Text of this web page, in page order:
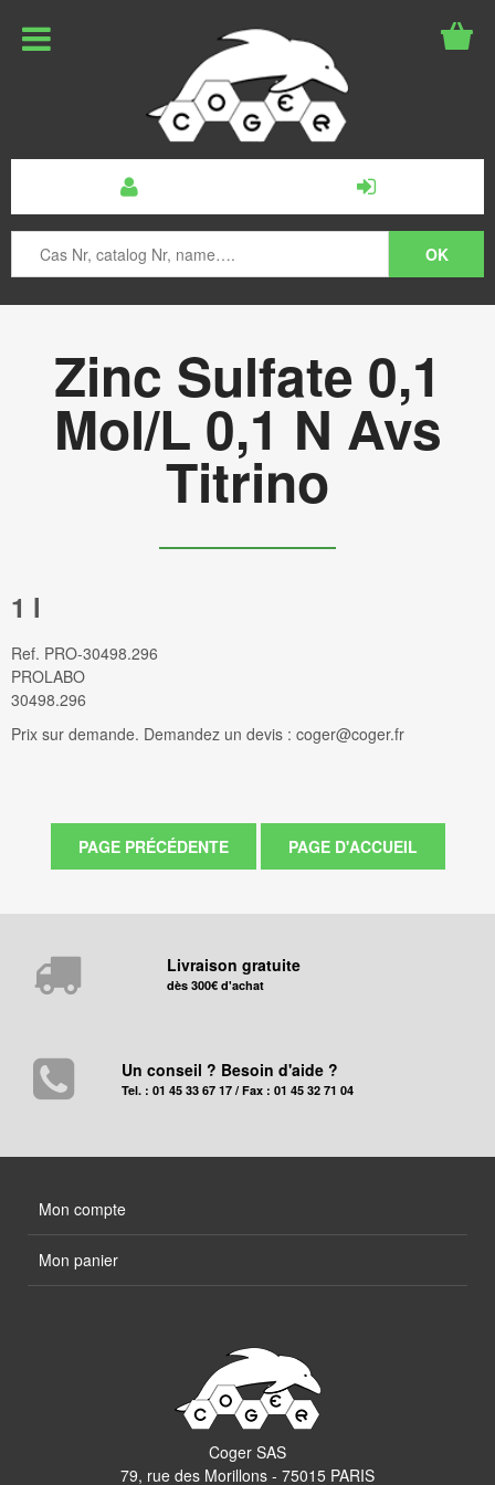
Zinc Sulfate 0,1
Mol/L 0,1 N Avs
Titrino
1 l
Ref. PRO-30498.296
PROLABO
30498.296
Prix sur demande. Demandez un devis : coger@coger.fr
Livraison gratuite
dès 300€ d'achat
Un conseil ? Besoin d'aide ?
Tel. : 01 45 33 67 17 / Fax : 01 45 32 71 04
Mon compte
Mon panier
Coger SAS
79, rue des Morillons - 75015 PARIS